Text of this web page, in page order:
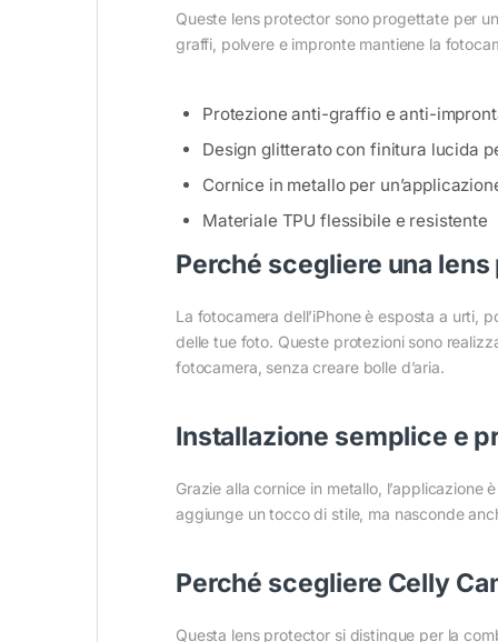
Queste lens protector sono progettate per
graffi, polvere e impronte mantiene la
Protezione anti-graffio e anti-
Design glitterato con finitura lucida
Cornice in metallo per
Materiale TPU flessibile e resistente
Perché scegliere una
La fotocamera dell’iPhone è esposta a urti,
delle tue foto. Queste protezioni sono
fotocamera, senza creare bolle d’aria.
Installazione semplice e
Grazie alla cornice in metallo,
aggiunge un tocco di stile, ma nasconde
Perché scegliere Celly
Questa lens protector si distingue per la